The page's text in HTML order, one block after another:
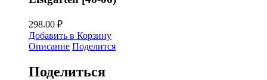
298.00 ₽
Добавить в Корзину
Описание Поделится
Поделиться